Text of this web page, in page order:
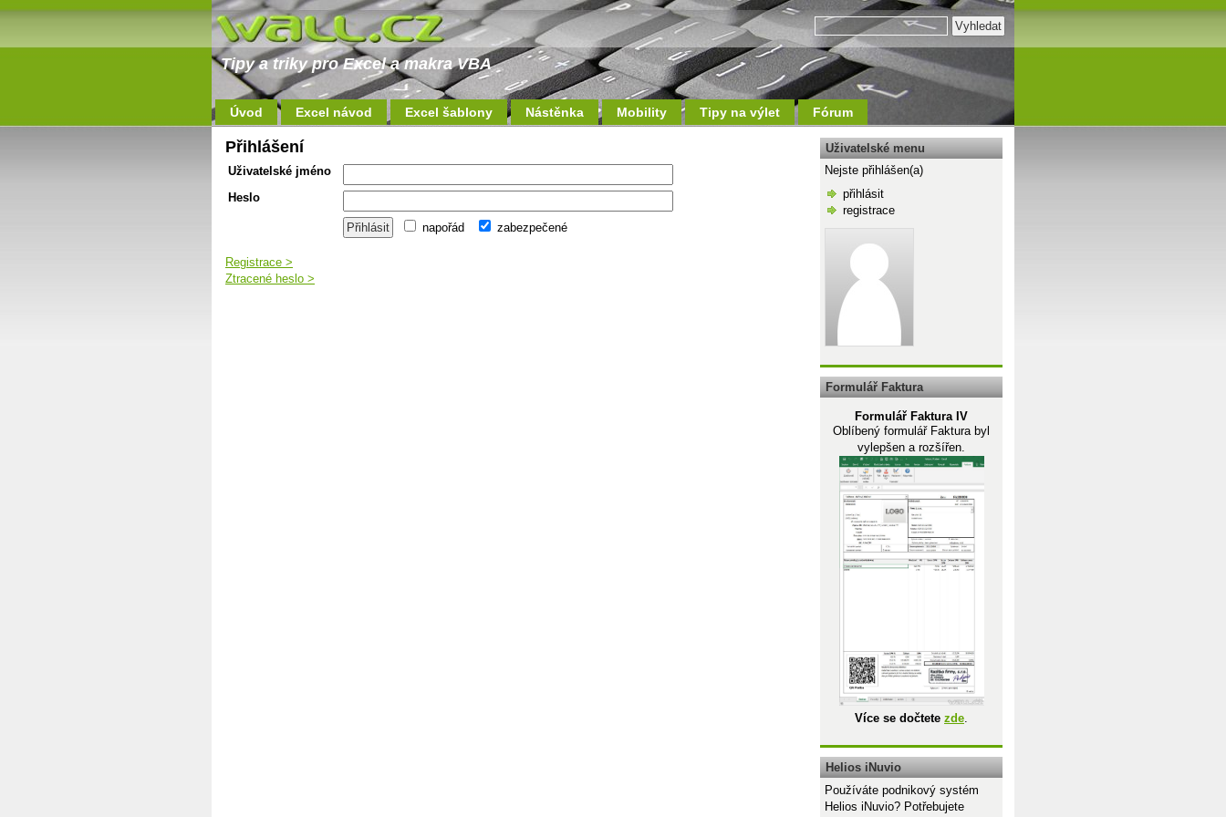
Tipy a triky pro Excel a makra VBA
Úvod Excel návod Excel šablony Nástěnka Mobility Tipy na výlet Fórum
Přihlášení
Uživatelské jméno
Heslo
napořád zabezpečené
Registrace >
Ztracené heslo >
Uživatelské menu
Nejste přihlášen(a)
přihlásit
registrace
Formulář Faktura
Formulář Faktura IV
Oblíbený formulář Faktura byl
vylepšen a rozšířen.
Více se dočtete zde.
Helios iNuvio
Používáte podnikový systém
Helios iNuvio? Potřebujete